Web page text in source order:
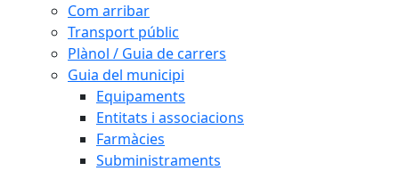
Com arribar
Transport públic
Plànol / Guia de carrers
Guia del municipi
Equipaments
Entitats i associacions
Farmàcies
Subministraments